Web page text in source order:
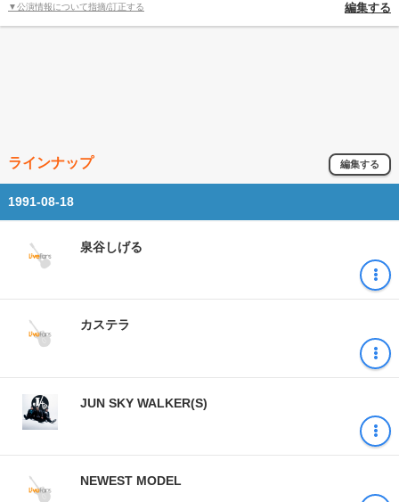
▼公演情報について指摘/訂正する 編集する
ラインナップ 編集する
1991-08-18
泉谷しげる
カステラ
JUN SKY WALKER(S)
NEWEST MODEL